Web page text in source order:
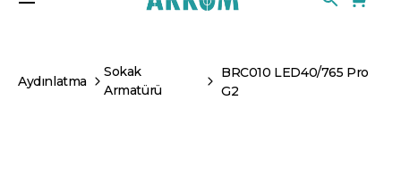
Aydınlatma
Sokak
Armatürü
BRC010 LED40/765 Pro
G2